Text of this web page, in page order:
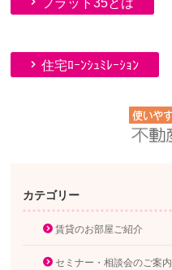
フラット35とは
住宅ﾛｰﾝｼｭﾐﾚｰｼｮﾝ
カテゴリー
賃貸のお部屋ご紹介
セミナー・相談会のご案内